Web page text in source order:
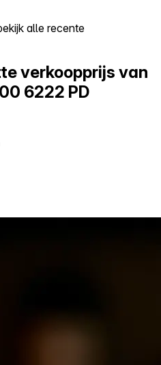
alle recente
verkoopprijs van
6222 PD